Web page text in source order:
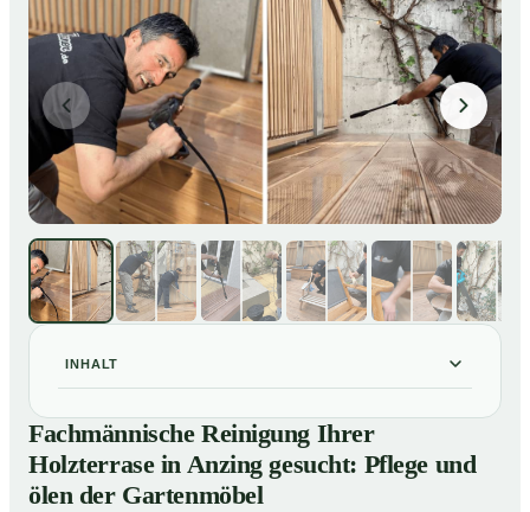
INHALT
01 Fachmännische Reinigung Ihrer Holzterrase in Anzing
gesucht: Pflege und ölen der Gartenmöbel
So reinigen unsere Profis Holzterrassen in Anzing
Fachmännische Reinigung Ihrer
Holzterrase in Anzing gesucht: Pflege und
ölen der Gartenmöbel